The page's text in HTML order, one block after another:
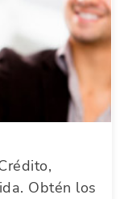
Obtén los